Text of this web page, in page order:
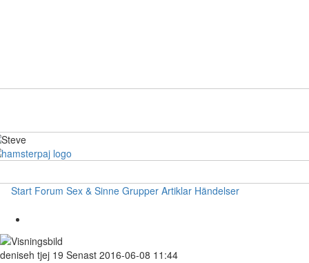
Start Forum Sex & Sinne Grupper Artiklar Händelser
deniseh tjej 19 Senast 2016-06-08 11:44